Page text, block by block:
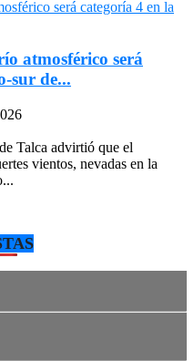
atmosférico será
sur de...
Talca advirtió que el
vientos, nevadas en la